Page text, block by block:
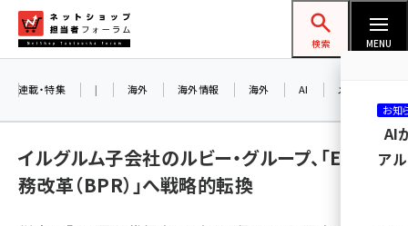
ン
ネットショップ担当者フォーラム
検索 MENU
連載・特集 | 海外 海外情報 海外 AI メタバース
イルグルム子会社のルビー・グループ、「EC業
務改革（BPR）」へ戦略的転換
お知
AI
ア